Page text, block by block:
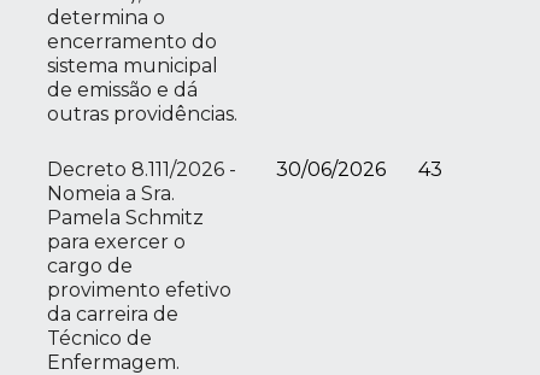
determina o
encerramento do
sistema municipal
de emissão e dá
outras providências.
Decreto 8.111/2026 -
Nomeia a Sra.
Pamela Schmitz
para exercer o
cargo de
provimento efetivo
da carreira de
Técnico de
Enfermagem.
30/06/2026 43